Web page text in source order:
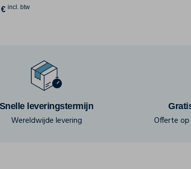
incl. btw
Snelle leveringstermijn
Wereldwijde levering Offerte op